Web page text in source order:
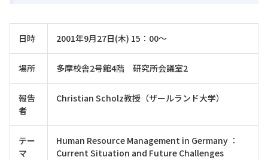
日時 2001年9月27日(木) 15：00～
場所 多摩校舎2号館4階 研究所会議室2
報告
者
Christian Scholz教授（ザールランド大学）
テー
マ
Human Resource Management in Germany ：
Current Situation and Future Challenges